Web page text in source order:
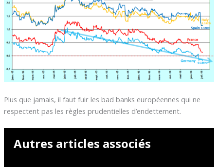
Plus que jamais, il faut fuir les bad banks européennes qui ne
respectent pas les règles prudentielles d’endettement.
Autres articles associés